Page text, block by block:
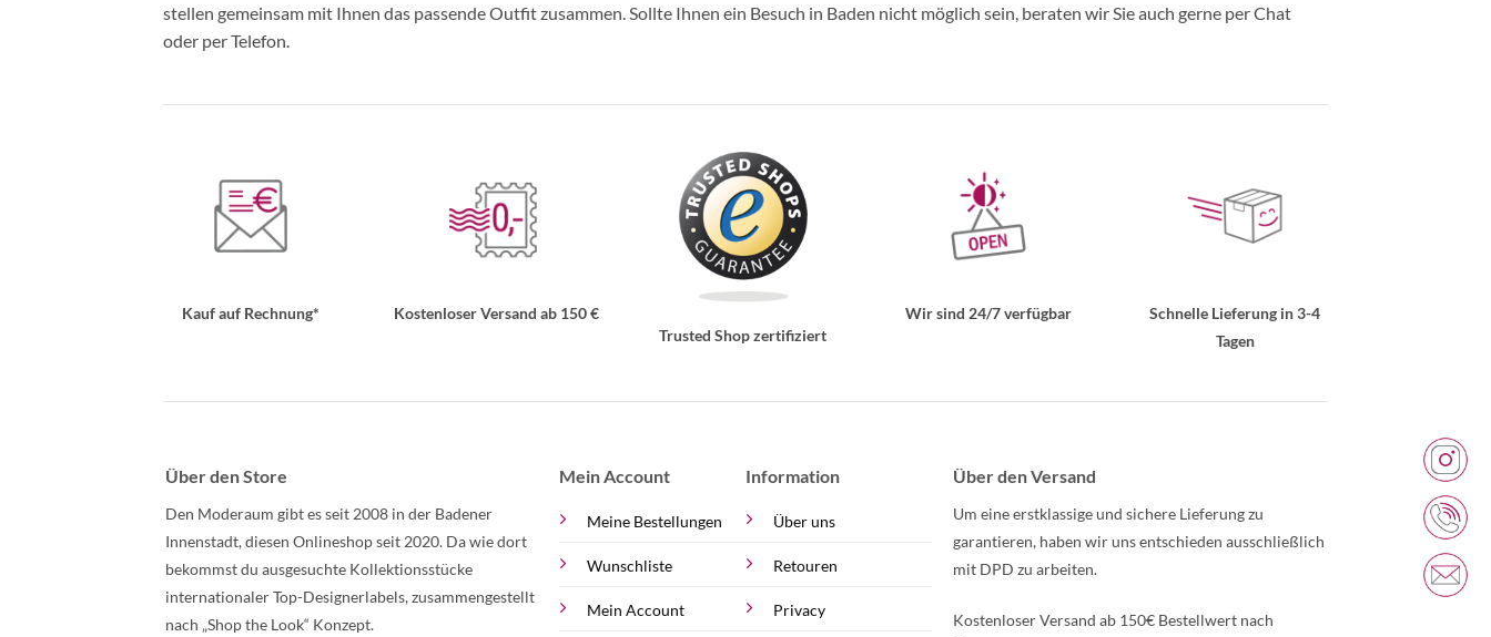
stellen gemeinsam mit Ihnen das passende Outfit zusammen. Sollte Ihnen ein Besuch in Baden nicht möglich sein, beraten wir Sie auch gerne per Chat
oder per Telefon.
Kauf auf Rechnung*
Kostenloser Versand ab 150 €
Trusted Shop zertifiziert
Wir sind 24/7 verfügbar
Schnelle Lieferung in 3-4
Tagen
Über den Store
Den Moderaum gibt es seit 2008 in der Badener
Innenstadt, diesen Onlineshop seit 2020. Da wie dort
bekommst du ausgesuchte Kollektionsstücke
internationaler Top-Designerlabels, zusammengestellt
nach „Shop the Look“ Konzept.
Mein Account
Meine Bestellungen
Wunschliste
Mein Account
Information
Über uns
Retouren
Privacy
Über den Versand
Um eine erstklassige und sichere Lieferung zu
garantieren, haben wir uns entschieden ausschließlich
mit DPD zu arbeiten.
Kostenloser Versand ab 150€ Bestellwert nach